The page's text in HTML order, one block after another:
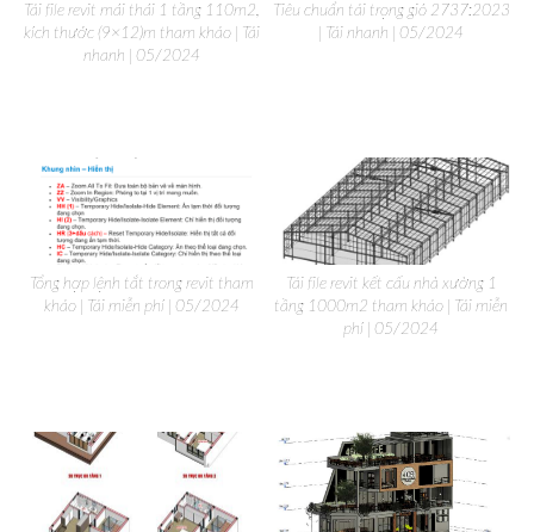
Tải file revit mái thái 1 tầng 110m2,
kích thước (9×12)m tham khảo | Tải
nhanh | 05/2024
Tiêu chuẩn tải trọng gió 2737:2023
| Tải nhanh | 05/2024
Tổng hợp lệnh tắt trong revit tham
khảo | Tải miễn phí | 05/2024
Tải file revit kết cấu nhà xưởng 1
tầng 1000m2 tham khảo | Tải miễn
phí | 05/2024